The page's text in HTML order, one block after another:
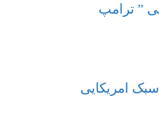
” ترامپ
سبک امریکایی